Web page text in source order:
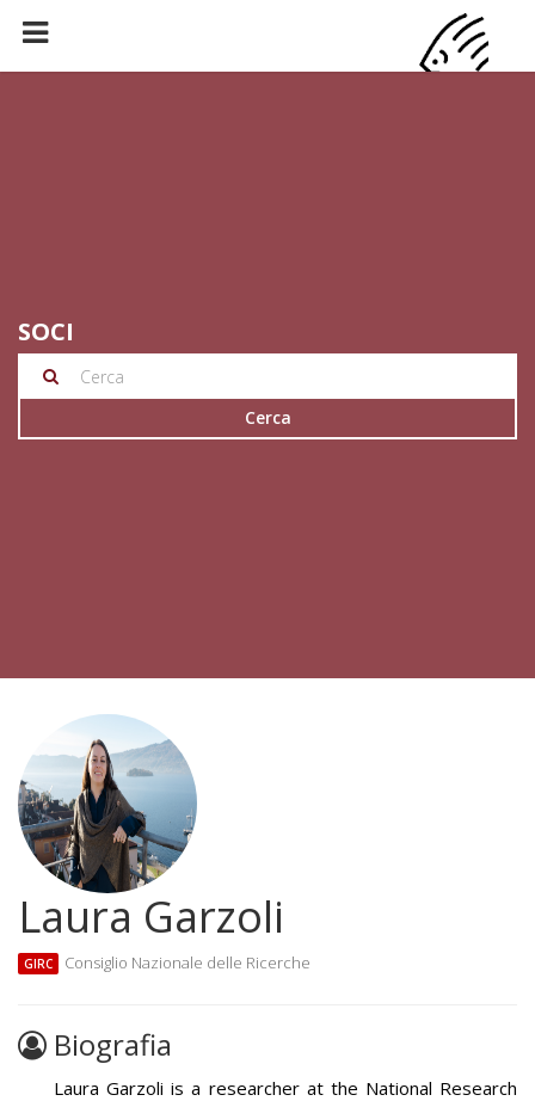
SOCI
Cerca
Laura Garzoli
GIRC Consiglio Nazionale delle Ricerche
Biografia
Laura Garzoli is a researcher at the National Research